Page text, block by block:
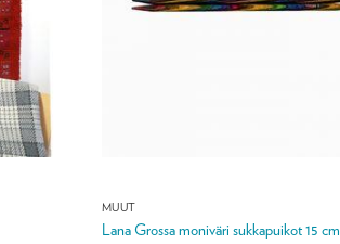
MUUT
Lana Grossa moniväri sukkapuikot 15 cm